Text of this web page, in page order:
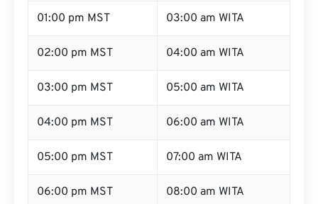
01:00 pm MST 03:00 am WITA
02:00 pm MST 04:00 am WITA
03:00 pm MST 05:00 am WITA
04:00 pm MST 06:00 am WITA
05:00 pm MST 07:00 am WITA
06:00 pm MST 08:00 am WITA